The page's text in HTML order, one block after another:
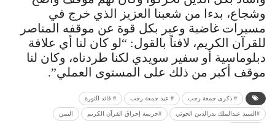
وشجاع، بدءا من شعبنا العزيز الذي خرج في
مسيرات غاضبة وعبر بكل قوة عن موقفه المناصر
للقرآن الكريم، لافتاً بالقول: “لو كان لنا أي علاقة
دبلوماسية أو سفير سويدي لكنا طردناه، وكان لنا
موقف أكبر من ذلك على المستوى العملي”.
# ذكرى جمعة رجب # عيد جمعة رجب # قائد الثورة
#السيد عبدالملك بدرالدين الحوثي #جريمة إحراق القرآن الكريم اليمن